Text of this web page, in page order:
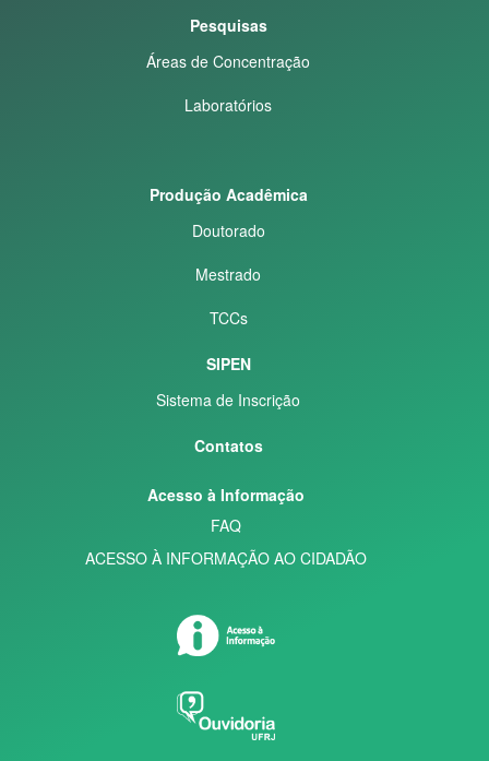
Pesquisas
Áreas de Concentração
Laboratórios
Produção Acadêmica
Doutorado
Mestrado
TCCs
SIPEN
Sistema de Inscrição
Contatos
Acesso à Informação
FAQ
ACESSO À INFORMAÇÃO AO CIDADÃO